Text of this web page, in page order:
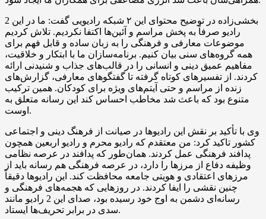
بخشی‌زاده در توضیح محتوای این ۲ شبکه رادیویی گفت: ما در این 2
رادیو صرفاً به پخش مراسم و آئین‌ها اکتفا نکردیم. تلاش کردیم
موضوعات معارفی و فرهنگی را به زبان ساده و قابل فهم برای
همه گروه‌های سنی بیان کنیم. برنامه‌سازان ما با ابتکار و خلاقیت،
مفاهیم عمیق دینی و انسانی را در قالب‌های جذاب و شنیدنی ارائه
کردند. از تفسیرهای کوتاه گرفته تا گفتگوهای معارفی، گزارش‌های
زنده از مراسم و حتی آیتم‌های ویژه برای کودکان. همین ترکیب
متنوع بود که باعث شد مخاطب احساس کند این رسانه متعلق به
اوست.
وی با تأکید بر نقش این رادیوها در صیانت از فرهنگ دینی و اجتماعی
کشور تاکید کرد: من معتقدم که رادیو محرم و رادیو اربعین همچون
پدافند فرهنگی عمل کردند. همان‌طور که پدافند در عرصه نظامی
وظیفه دفاع از مرزها را دارد، در عرصه فرهنگی هم رسانه باید از
مرزهای اعتقادی و هویتی جامعه محافظت کند. این رادیوها دقیقاً
چنین نقشی را ایفا کردند. در روزهایی که هجمه‌های فرهنگی و
رسانه‌ای دشمن به اوج خود رسیده بود، صدای این 2 رادیو مانند
سدی در برابر تحریف‌ها ایستاد.